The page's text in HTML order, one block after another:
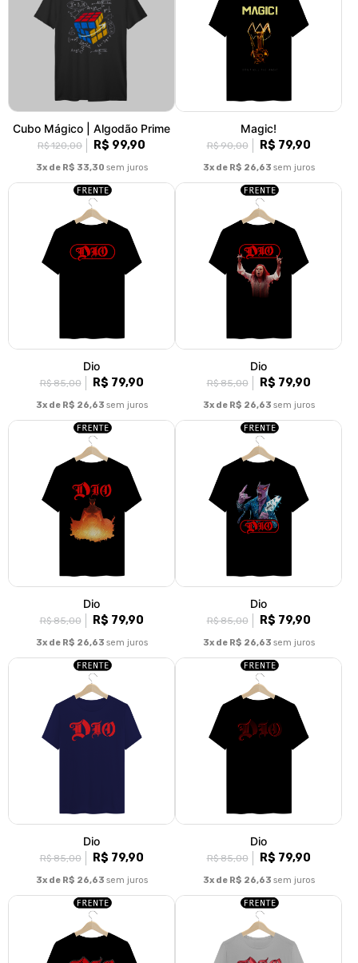
Cubo Mágico | Algodão Prime
R$ 120,00 R$ 99,90
3x de R$ 33,30 sem juros
Magic!
R$ 90,00 R$ 79,90
3x de R$ 26,63 sem juros
Dio
R$ 85,00 R$ 79,90
3x de R$ 26,63 sem juros
Dio
R$ 85,00 R$ 79,90
3x de R$ 26,63 sem juros
Dio
R$ 85,00 R$ 79,90
3x de R$ 26,63 sem juros
Dio
R$ 85,00 R$ 79,90
3x de R$ 26,63 sem juros
Dio
R$ 85,00 R$ 79,90
3x de R$ 26,63 sem juros
Dio
R$ 85,00 R$ 79,90
3x de R$ 26,63 sem juros